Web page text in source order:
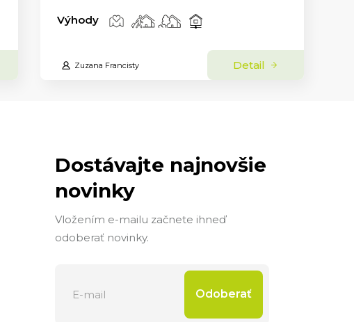
Výhody
Zuzana Francisty Detail
Dostávajte najnovšie
novinky
Vložením e-mailu začnete ihneď
odoberať novinky.
Odoberať